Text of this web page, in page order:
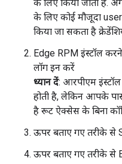
के लिए किया जाता है.
के लिए कोई मौजूदा
किया जा सकता है
Edge RPM इंस्टॉल
लॉग इन करें
ध्यान दें: आरपीएम
होती है, लेकिन आपके
है रूट ऐक्सेस के बिना
ऊपर बताए गए तरीके से
ऊपर बताए गए तरीके से